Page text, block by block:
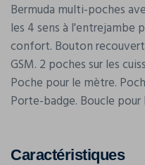
Bermuda multi-poches
les 4 sens à l'entrejambe
confort. Bouton
GSM. 2 poches sur les
Poche pour le mètre.
Porte-badge. Boucle pour
Caractéristiques